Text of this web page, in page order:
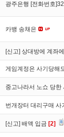
광주은행 [전화번호
카뱅 송채은
[신고] 상대방에 계좌
게임계정은 사기당해
중고나라서 노쇼 당한
번개장터 대리구매 사
[신고] 배액 입금 [2]